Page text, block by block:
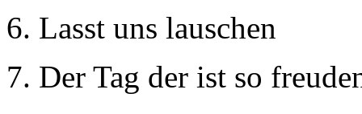
6. Lasst uns lauschen
7. Der Tag der ist so